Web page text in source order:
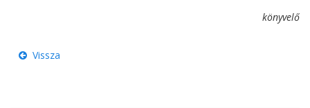
könyvelő
Vissza